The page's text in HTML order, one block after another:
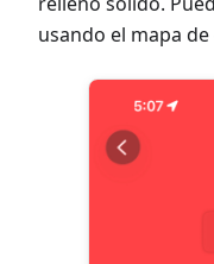
usando el mapa